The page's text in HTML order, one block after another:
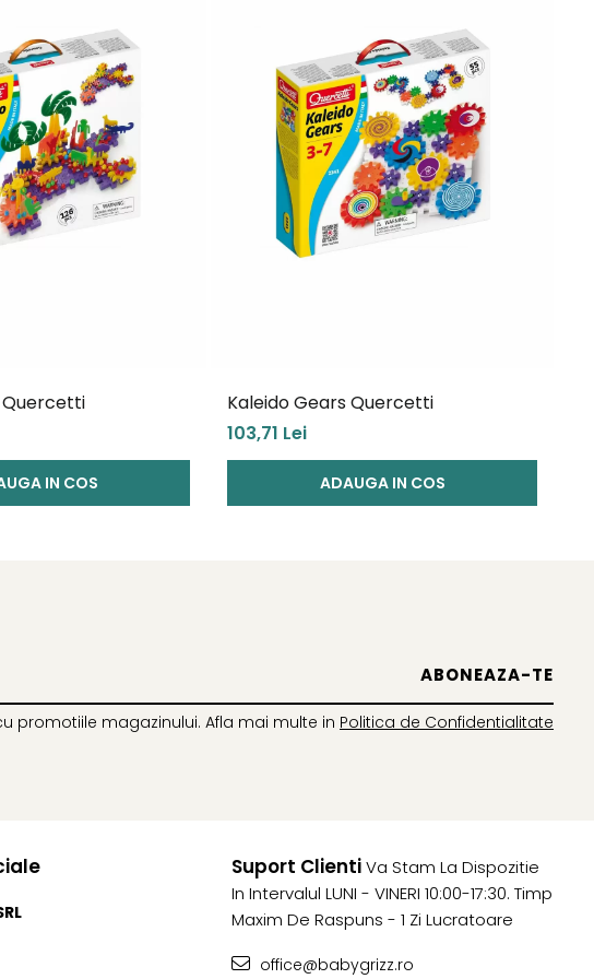
IN COS
Kaleido Gears Quercetti
103,71 Lei
ADAUGA IN COS
promotiile magazinului. Afla mai multe in Politica de Confidentialitate
Suport ClientiVa Stam La Dispozitie
In Intervalul LUNI - VINERI 10:00-17:30. Timp
Maxim De Raspuns - 1 Zi Lucratoare
office@babygrizz.ro